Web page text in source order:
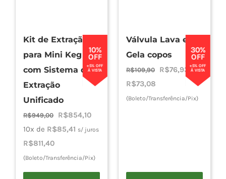
na
página
do
produto
na
página
do
produto
10%
OFF
+5% OFF
À VISTA
Kit de Extração
para Mini Keg
com Sistema de
Extração
Unificado
R$949,00
O
preço
era:
R$949,00.
R$854,10O
preço
é:
R$854,10.
10x de R$85,41 s/ juros
R$811,40
(Boleto/Transferência/Pix)
30%
OFF
+5% OFF
À VISTA
Válvula Lava e
Gela copos
R$109,90
O
original
R$76,93 O
preço
atual
R$73,08
(Boleto/Transferência/Pix)